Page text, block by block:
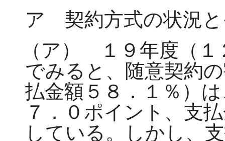
ア 契約方式の状況
（ア） １９年度（１
でみると、随意契約
払金額５８．１％）
７．０ポイント、支
している。しかし、